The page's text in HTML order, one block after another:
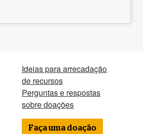
Ideias para arrecadação
de recursos
Perguntas e respostas
sobre doações
Faça uma doação